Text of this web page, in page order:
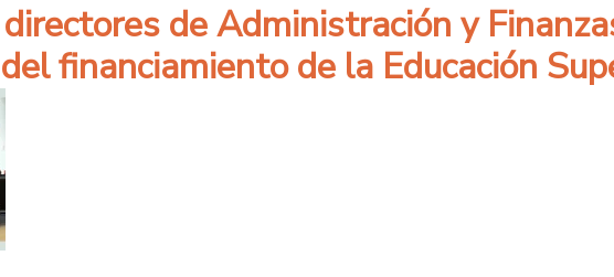
de Administración y
financiamiento de la Educación